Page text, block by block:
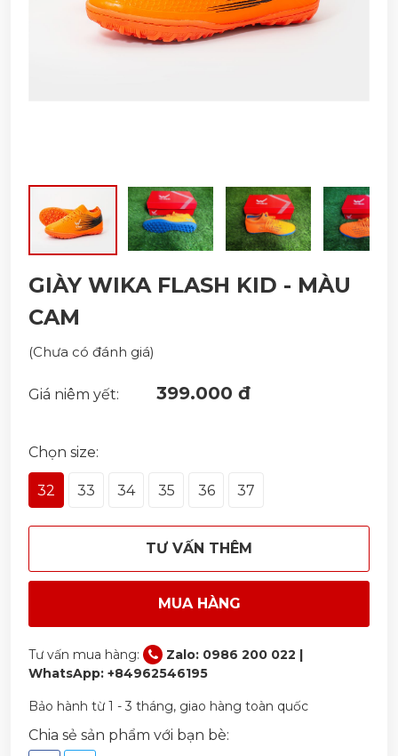
GIÀY WIKA FLASH KID - MÀU
CAM
(Chưa có đánh giá)
Giá niêm yết: 399.000 đ
Chọn size:
32 33 34 35 36 37
TƯ VẤN THÊM
MUA HÀNG
Tư vấn mua hàng:
Zalo: 0986 200 022 |
WhatsApp: +84962546195
Bảo hành từ 1 - 3 tháng, giao hàng toàn quốc
Chia sẻ sản phẩm với bạn bè: